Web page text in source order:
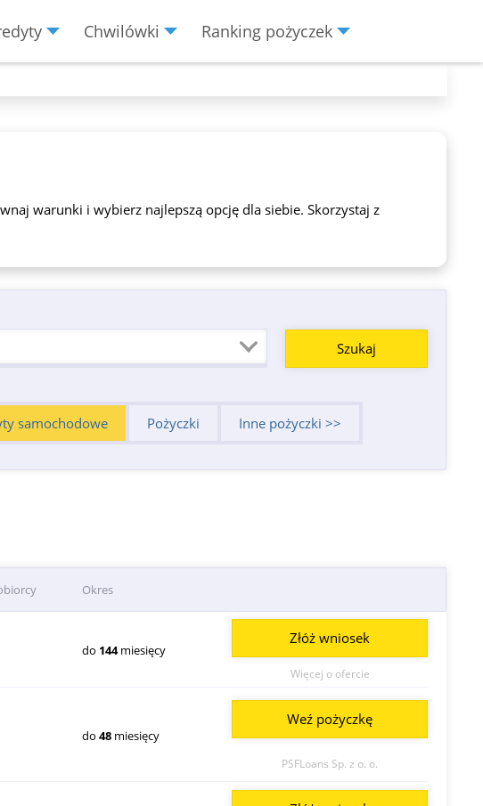
Chwilówki Ranking pożyczek
warunki i wybierz najlepszą opcję dla siebie. Skorzystaj z
samochodowe Pożyczki Inne pożyczki >>
Okres
do 144miesięcy
Więcej o ofercie
Złóż wniosek
do48 miesięcy
PSFLoans Sp. z o. o.
Weź pożyczkę